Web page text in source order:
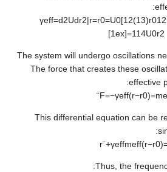
γeff=d2Udr2|r=r0=U0[12(13)r012
[1ex]=114U0r2
The system will undergo oscillations
The force that creates these
effective
F=−γeff(r−r0)=m
¨
This differential equation can be
r¨+γeffmeff(r−r0)
Thus, the